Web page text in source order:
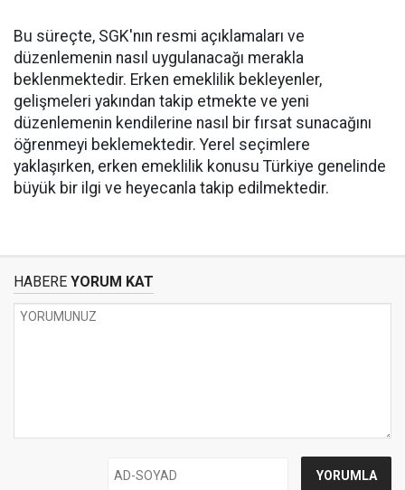
Bu süreçte, SGK'nın resmi açıklamaları ve
düzenlemenin nasıl uygulanacağı merakla
beklenmektedir. Erken emeklilik bekleyenler,
gelişmeleri yakından takip etmekte ve yeni
düzenlemenin kendilerine nasıl bir fırsat sunacağını
öğrenmeyi beklemektedir. Yerel seçimlere
yaklaşırken, erken emeklilik konusu Türkiye genelinde
büyük bir ilgi ve heyecanla takip edilmektedir.
HABERE YORUM KAT